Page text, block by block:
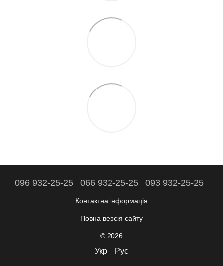
096 932-25-25 066 932-25-25 093 932-25-25
Контактна інформація
Повна версія сайту
© 2026
Укр Рус